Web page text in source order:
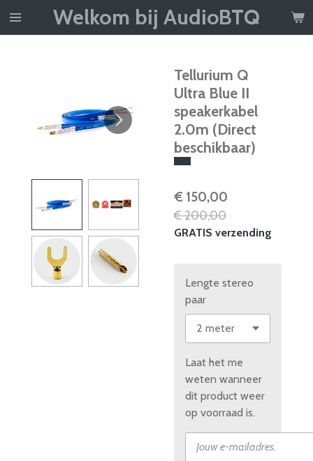
Ga
Welkom bij AudioBTQ
Tellurium Q
Ultra Blue II
speakerkabel
2.0m (Direct
beschikbaar)
€ 150,00
€ 200,00
GRATIS verzending
Lengte stereo
paar
Laat het me
weten wanneer
dit product weer
op voorraad is.